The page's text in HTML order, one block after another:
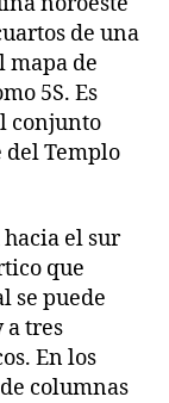
de una
mapa de
5S. Es
conjunto
del Templo
el sur
que
se puede
a tres
En los
columnas